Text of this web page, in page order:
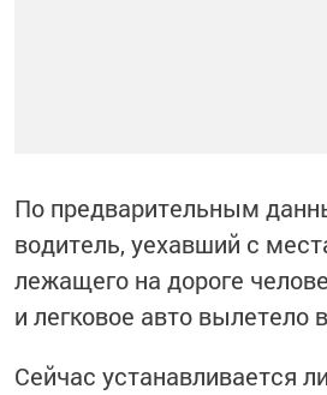
По предварительным
водитель, уехавший с
лежащего на дороге
и легковое авто вылетело
Сейчас устанавливается